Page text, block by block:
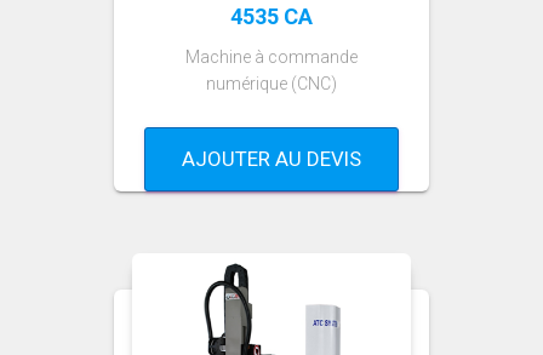
4535 CA
Machine à commande
numérique (CNC)
AJOUTER AU DEVIS